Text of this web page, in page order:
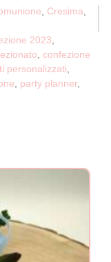
, Cresima,
2023,
, confezione
personalizzati,
, party planner,